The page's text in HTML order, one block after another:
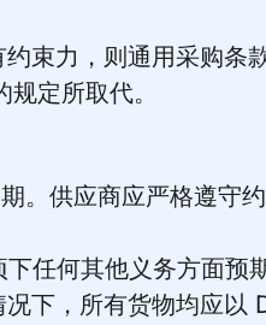
束力，则通用采购条
定所取代。
。供应商应严格遵守
任何其他义务方面预
下，所有货物均应以